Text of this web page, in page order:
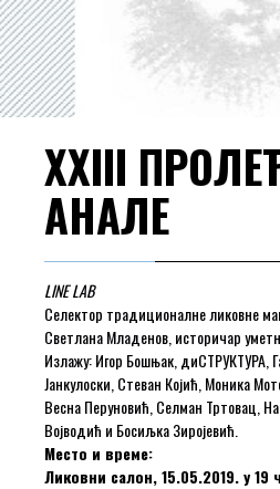
XXIII
АНАЛЕ
LINE LAB
Селектор традиционалне ликовне
Светлана Младенов, историчар
Излажу: Игор Бошњак, диСТРУКТУРА,
Јанкулоски, Стеван Којић, Моника
Весна Перуновић, Селман Тртовац,
Војводић и Босиљка Зиројевић.
Место и време:
Ликовни салон, 15.05.2019. у 19